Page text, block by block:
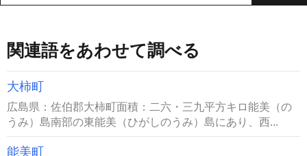
関連語をあわせて調べる
大柿町
広島県：佐伯郡大柿町面積：二六・三九平方キロ能美（の
うみ）島南部の東能美（ひがしのうみ）島にあり、西...
能美町